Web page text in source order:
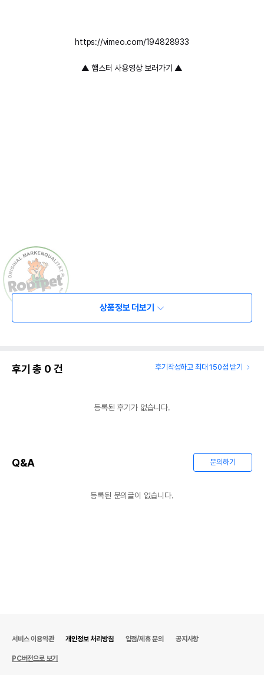
https://vimeo.com/194828933
▲ 햄스터 사용영상 보러가기 ▲
상품정보 더보기
후기 총 0 건 후기작성하고 최대 150점 받기
등록된 후기가 없습니다.
Q&A 문의하기
등록된 문의글이 없습니다.
서비스 이용약관 개인정보 처리방침 입점/제휴 문의 공지사항
PC버전으로 보기